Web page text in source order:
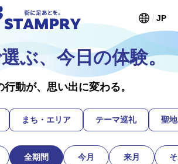
JP
ぶ、今日の体験。
行動が、思い出に変わる。
まち・エリア テーマ巡礼 聖
全期間 今月 来月